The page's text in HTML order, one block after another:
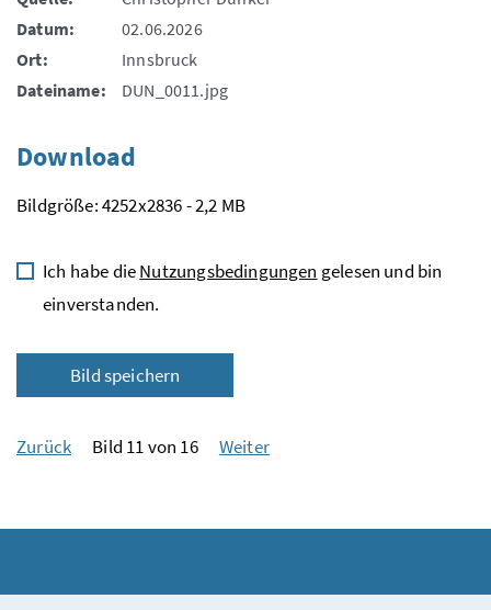
Datum:
02.06.2026
Ort:
Innsbruck
Dateiname:
DUN_0011.jpg
Download
Bildgröße: 4252x2836 - 2,2 MB
Ich habe dieNutzungsbedingungen gelesen und bin
einverstanden.
Bild speichern
Zurück Bild 11 von 16 Weiter